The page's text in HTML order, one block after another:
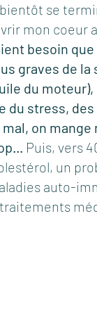
se
mon coeur
besoin
graves de
du
du stress,
on
Puis, vers
un
auto-